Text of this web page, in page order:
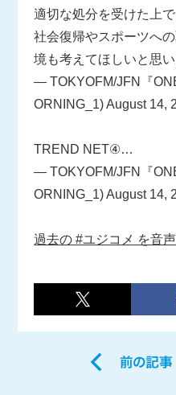
適切な処分を受けた上で
社会復帰やスポーツへ
境も考えてほしいと思
— TOKYOFM/JFN『
ORNING_1)August 14,
TREND NET④…
— TOKYOFM/JFN『
ORNING_1)August 14,
過去の #ユジコメ を音